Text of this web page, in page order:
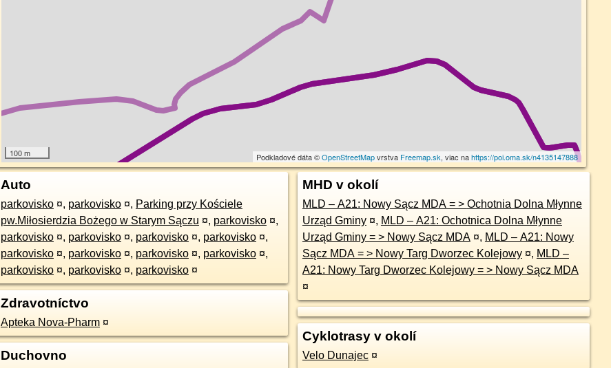
100 m Podkladové dáta ©OpenStreetMapvrstva Freemap.sk, viac nahttps://poi.oma.sk/n4135147888
Auto
parkovisko ¤, parkovisko ¤, Parking przy Kościele
pw.Miłosierdzia Bożego w Starym Sączu ¤, parkovisko ¤,
parkovisko ¤, parkovisko ¤, parkovisko ¤, parkovisko ¤,
parkovisko ¤, parkovisko ¤, parkovisko ¤, parkovisko ¤,
parkovisko ¤, parkovisko ¤, parkovisko ¤
Zdravotníctvo
Apteka Nova-Pharm ¤
Duchovno
MHD v okolí
MLD – A21: Nowy Sącz MDA = > Ochotnia Dolna Młynne
Urząd Gminy ¤, MLD – A21: Ochotnica Dolna Młynne
Urząd Gminy = > Nowy Sącz MDA ¤, MLD – A21: Nowy
Sącz MDA = > Nowy Targ Dworzec Kolejowy ¤, MLD –
A21: Nowy Targ Dworzec Kolejowy = > Nowy Sącz MDA
¤
Cyklotrasy v okolí
Velo Dunajec ¤